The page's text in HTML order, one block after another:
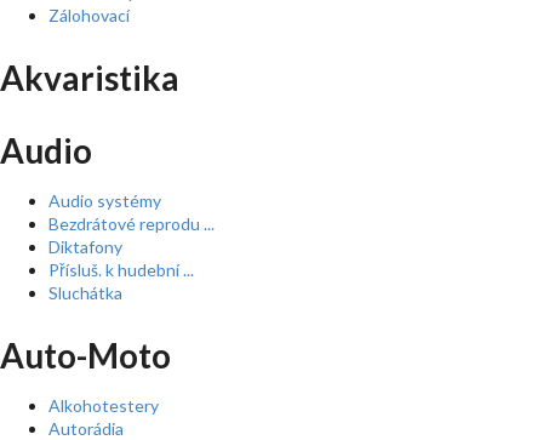
Zálohovací
Akvaristika
Audio
Audio systémy
Bezdrátové reprodu ...
Diktafony
Přísluš. k hudební ...
Sluchátka
Auto-Moto
Alkohotestery
Autorádia